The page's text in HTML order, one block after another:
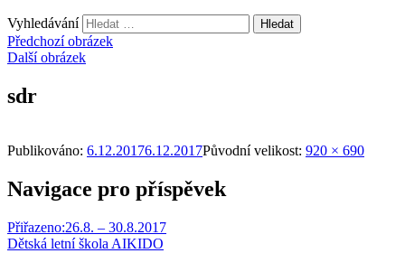
Vyhledávání
Předchozí obrázek
Další obrázek
sdr
Publikováno: 6.12.20176.12.2017Původní velikost: 920 × 690
Navigace pro příspěvek
Přiřazeno:26.8. – 30.8.2017
Dětská letní škola AIKIDO